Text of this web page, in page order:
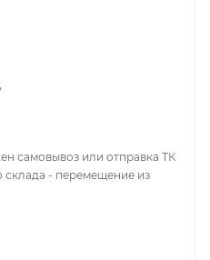
самовывоз или отправка ТК
склада - перемещение из